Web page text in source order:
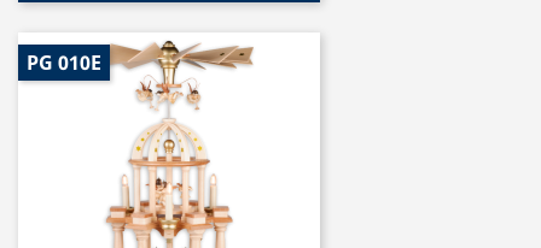
PG 010E